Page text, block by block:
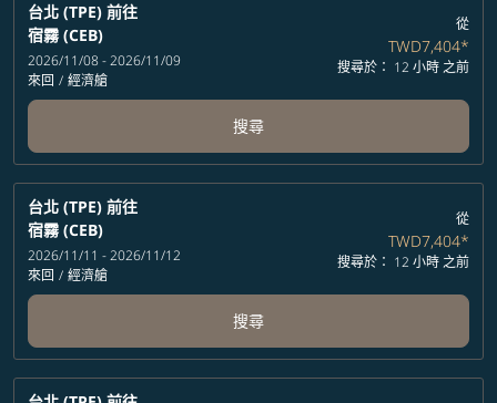
台北 (TPE) 前往
宿霧 (CEB)
2026/11/08 - 2026/11/09
來回 / 經濟艙
從
TWD7,404*
搜尋於： 12 小時 之前
搜尋
台北 (TPE) 前往
宿霧 (CEB)
2026/11/11 - 2026/11/12
來回 / 經濟艙
從
TWD7,404*
搜尋於： 12 小時 之前
搜尋